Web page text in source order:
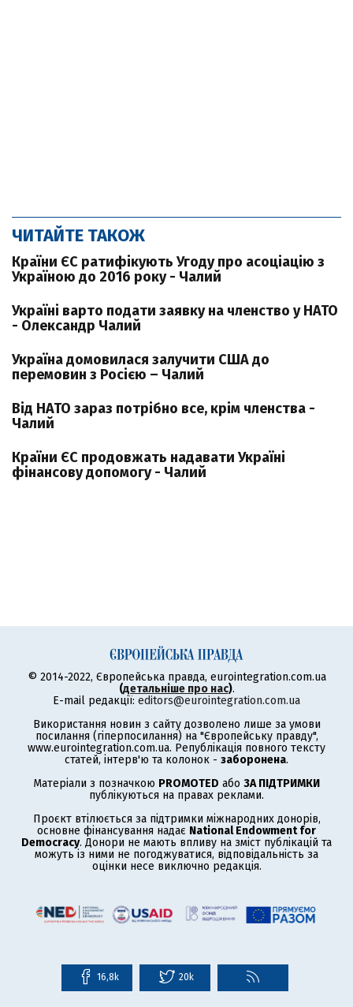
ЧИТАЙТЕ ТАКОЖ
Країни ЄС ратифікують Угоду про асоціацію з
Україною до 2016 року - Чалий
Україні варто подати заявку на членство у НАТО
- Олександр Чалий
Україна домовилася залучити США до
перемовин з Росією – Чалий
Від НАТО зараз потрібно все, крім членства -
Чалий
Країни ЄС продовжать надавати Україні
фінансову допомогу - Чалий
© 2014-2022, Європейська правда, eurointegration.com.ua
(детальніше про нас).
E-mail редакції: editors@eurointegration.com.ua
Використання новин з сайту дозволено лише за умови
посилання (гіперпосилання) на "Європейську правду",
www.eurointegration.com.ua. Републікація повного тексту
статей, інтерв'ю та колонок - заборонена.
Матеріали з позначкою PROMOTED або ЗА ПІДТРИМКИ
публікуються на правах реклами.
Проєкт втілюється за підтримки міжнародних донорів,
основне фінансування надає National Endowment for
Democracy. Донори не мають впливу на зміст публікацій та
можуть із ними не погоджуватися, відповідальність за
оцінки несе виключно редакція.
16,8k 20k